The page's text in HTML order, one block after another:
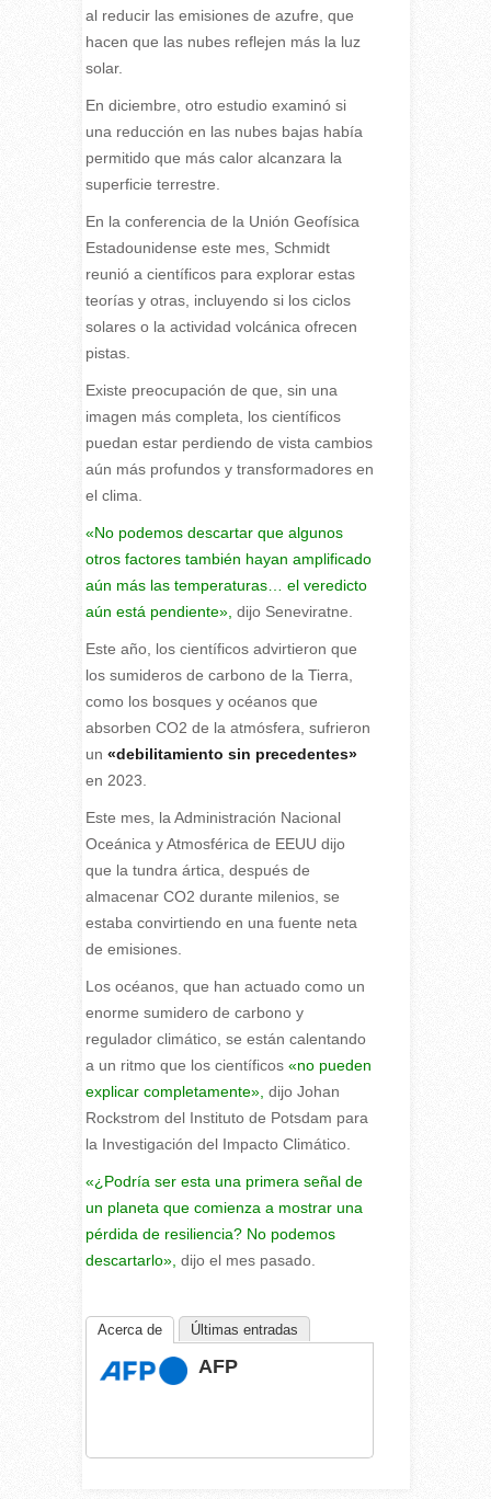
al reducir las emisiones de azufre, que
hacen que las nubes reflejen más la luz
solar.
En diciembre, otro estudio examinó si
una reducción en las nubes bajas había
permitido que más calor alcanzara la
superficie terrestre.
En la conferencia de la Unión Geofísica
Estadounidense este mes, Schmidt
reunió a científicos para explorar estas
teorías y otras, incluyendo si los ciclos
solares o la actividad volcánica ofrecen
pistas.
Existe preocupación de que, sin una
imagen más completa, los científicos
puedan estar perdiendo de vista cambios
aún más profundos y transformadores en
el clima.
«No podemos descartar que algunos
otros factores también hayan amplificado
aún más las temperaturas… el veredicto
aún está pendiente», dijo Seneviratne.
Este año, los científicos advirtieron que
los sumideros de carbono de la Tierra,
como los bosques y océanos que
absorben CO2 de la atmósfera, sufrieron
un «debilitamiento sin precedentes»
en 2023.
Este mes, la Administración Nacional
Oceánica y Atmosférica de EEUU dijo
que la tundra ártica, después de
almacenar CO2 durante milenios, se
estaba convirtiendo en una fuente neta
de emisiones.
Los océanos, que han actuado como un
enorme sumidero de carbono y
regulador climático, se están calentando
a un ritmo que los científicos «no pueden
explicar completamente», dijo Johan
Rockstrom del Instituto de Potsdam para
la Investigación del Impacto Climático.
«¿Podría ser esta una primera señal de
un planeta que comienza a mostrar una
pérdida de resiliencia? No podemos
descartarlo», dijo el mes pasado.
Acerca de Últimas entradas
AFP